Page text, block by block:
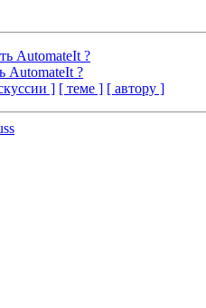
AutomateIt ?
AutomateIt ?
] [ теме ] [ автору ]